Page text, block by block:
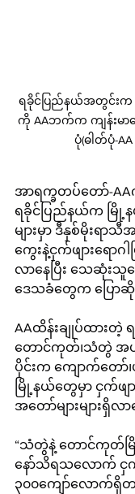
ရခိုင်ပြည်နယ်အတွင်း
ကို AAဘက်က ကျန်းမာရ
ပုံ(ဓါတ်ပုံ-AA
အာရက္ခတပ်တော်-
ရခိုင်ပြည်နယ်က မြို့န
များမှာ ဒီနှစ်မိုးရာ
ကွေးနဲ့ငှက်ဖျားရောဂ
လာနေပြီး သေဆုံး
ဒေသခံတွေက ပြော
AAထိန်းချုပ်ထားတဲ့
တောင်ကုတ်၊သံတွဲ အပ
ပိုင်းက ကျောက်တော်၊
မြို့နယ်တွေမှာ ငှက်ဖျ
အတော်များများရှိလာ
“သံတွဲနဲ့ တောင်ကုတ်မ
နော်သိရသလောက် ငှက်
၃၀၀ကျော်လောက်